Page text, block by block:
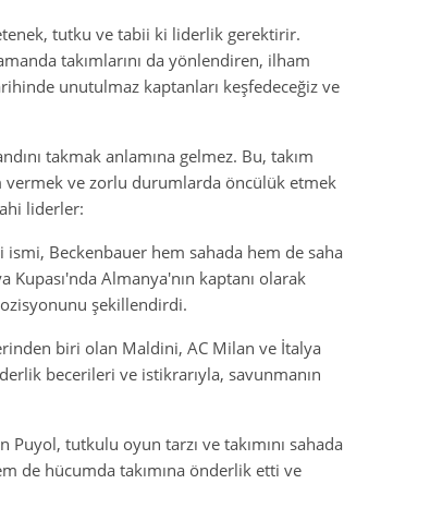
tutku ve tabii ki liderlik gerektirir.
takımlarını da yönlendiren, ilham
unutulmaz kaptanları keşfedeceğiz ve
takmak anlamına gelmez. Bu, takım
vermek ve zorlu durumlarda öncülük etmek
liderler:
Beckenbauer hem sahada hem de saha
Kupası'nda Almanya'nın kaptanı olarak
şekillendirdi.
biri olan Maldini, AC Milan ve İtalya
becerileri ve istikrarıyla, savunmanın
Puyol, tutkulu oyun tarzı ve takımını sahada
de hücumda takımına önderlik etti ve